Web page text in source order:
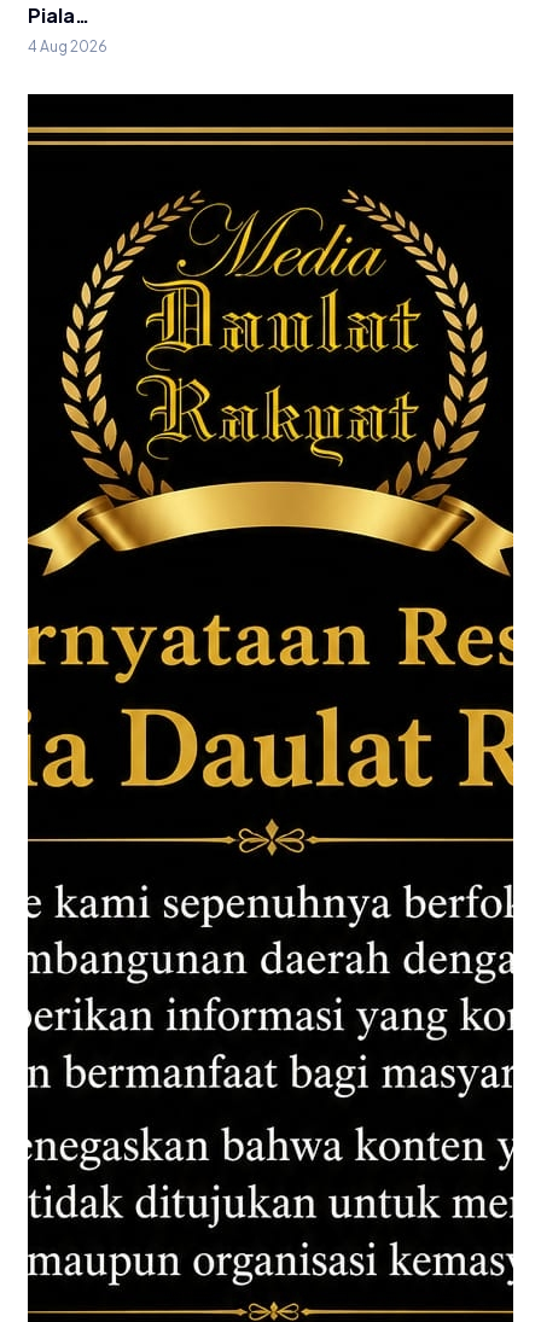
Piala…
4 Aug 2026